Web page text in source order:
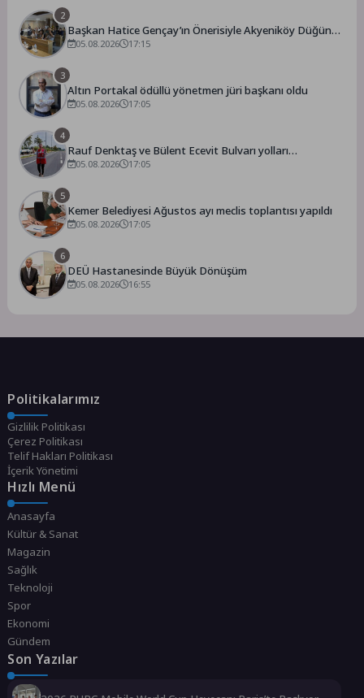
2
Başkan Hatice Gençay’ın Önerisiyle Akyeniköy Düğün
Salonu Yıl Sonuna Kadar Ücretsiz
05.08.2026 17:15
3
Altın Portakal ödüllü yönetmen jüri başkanı oldu
05.08.2026 17:05
4
Rauf Denktaş ve Bülent Ecevit Bulvarı yolları
asfaltlanıyor
05.08.2026 17:05
5
Kemer Belediyesi Ağustos ayı meclis toplantısı yapıldı
05.08.2026 17:05
6
DEÜ Hastanesinde Büyük Dönüşüm
05.08.2026 16:55
Politikalarımız
Gizlilik Politikası
Çerez Politikası
Telif Hakları Politikası
İçerik Yönetimi
Hızlı Menü
Anasayfa
Kültür & Sanat
Magazin
Sağlık
Teknoloji
Spor
Ekonomi
Gündem
Son Yazılar